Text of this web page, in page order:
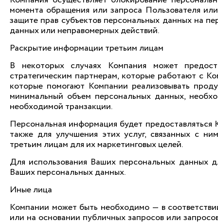
момента обращения или запроса Пользователя
защите прав субъектов персональных данных на
данных или неправомерных действий.
Раскрытие информации третьим лицам
В некоторых случаях Компания может
стратегическим партнерам, которые работают с
которые помогают Компании реализовывать
минимальный объем персональных данных,
необходимой транзакции.
Персональная информация будет
также для улучшения этих услуг, связанных с
третьим лицам для их маркетинговых целей.
Для использования Ваших персональных данных
Ваших персональных данных.
Иные лица
Компании может быть необходимо — в
или на основании публичных запросов или